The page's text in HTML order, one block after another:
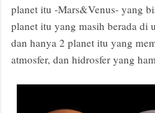
planet itu -Mars&Venus- yang
planet itu yang masih berada di
dan hanya 2 planet itu yang
atmosfer, dan hidrosfer yang